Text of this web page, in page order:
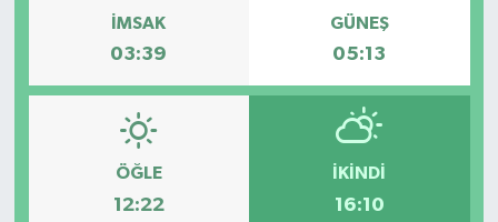
İMSAK
03:39
GÜNEŞ
05:13
ÖĞLE
12:22
İKINDI
16:10